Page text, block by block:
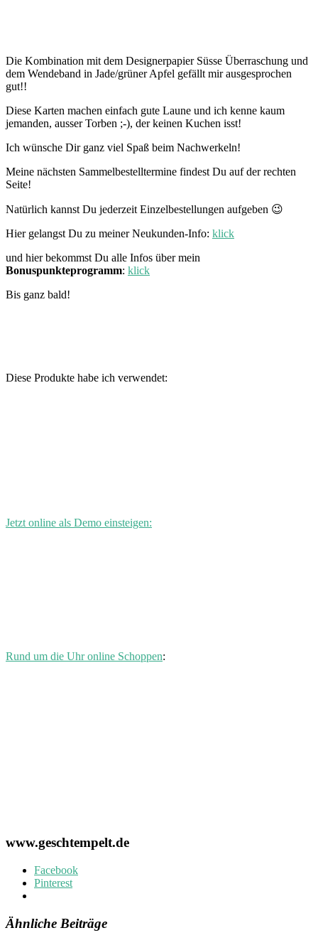
Die Kombination mit dem Designerpapier Süsse Überraschung und
dem Wendeband in Jade/grüner Apfel gefällt mir ausgesprochen
gut!!
Diese Karten machen einfach gute Laune und ich kenne kaum
jemanden, ausser Torben ;-), der keinen Kuchen isst!
Ich wünsche Dir ganz viel Spaß beim Nachwerkeln!
Meine nächsten Sammelbestelltermine findest Du auf der rechten
Seite!
Natürlich kannst Du jederzeit Einzelbestellungen aufgeben 😉
Hier gelangst Du zu meiner Neukunden-Info: klick
und hier bekommst Du alle Infos über mein
Bonuspunkteprogramm: klick
Bis ganz bald!
Diese Produkte habe ich verwendet:
Jetzt online als Demo einsteigen:
Rund um die Uhr online Schoppen:
www.geschtempelt.de
Facebook
Pinterest
Ähnliche Beiträge